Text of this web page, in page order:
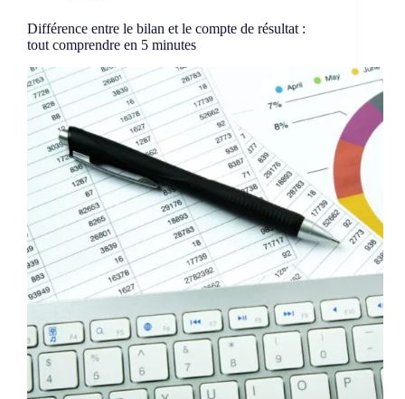
Différence entre le bilan et le compte de résultat :
tout comprendre en 5 minutes